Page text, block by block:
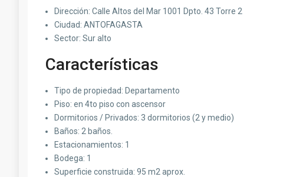
Dirección: Calle Altos del Mar 1001 Dpto. 43 Torre 2
Ciudad: ANTOFAGASTA
Sector: Sur alto
Características
Tipo de propiedad: Departamento
Piso: en 4to piso con ascensor
Dormitorios / Privados: 3 dormitorios (2 y medio)
Baños: 2 baños.
Estacionamientos: 1
Bodega: 1
Superficie construida: 95 m2 aprox.